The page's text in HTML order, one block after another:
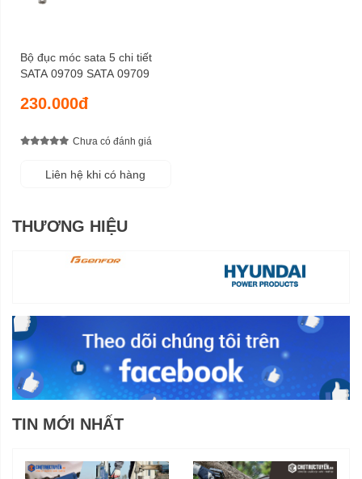
Bộ đục móc sata 5 chi tiết
SATA 09709 SATA 09709
230.000đ
Chưa có đánh giá
Liên hệ khi có hàng
THƯƠNG HIỆU
TIN MỚI NHẤT